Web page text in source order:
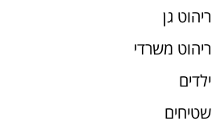
ריהוט גן
ריהוט משרדי
ילדים
שטיחים